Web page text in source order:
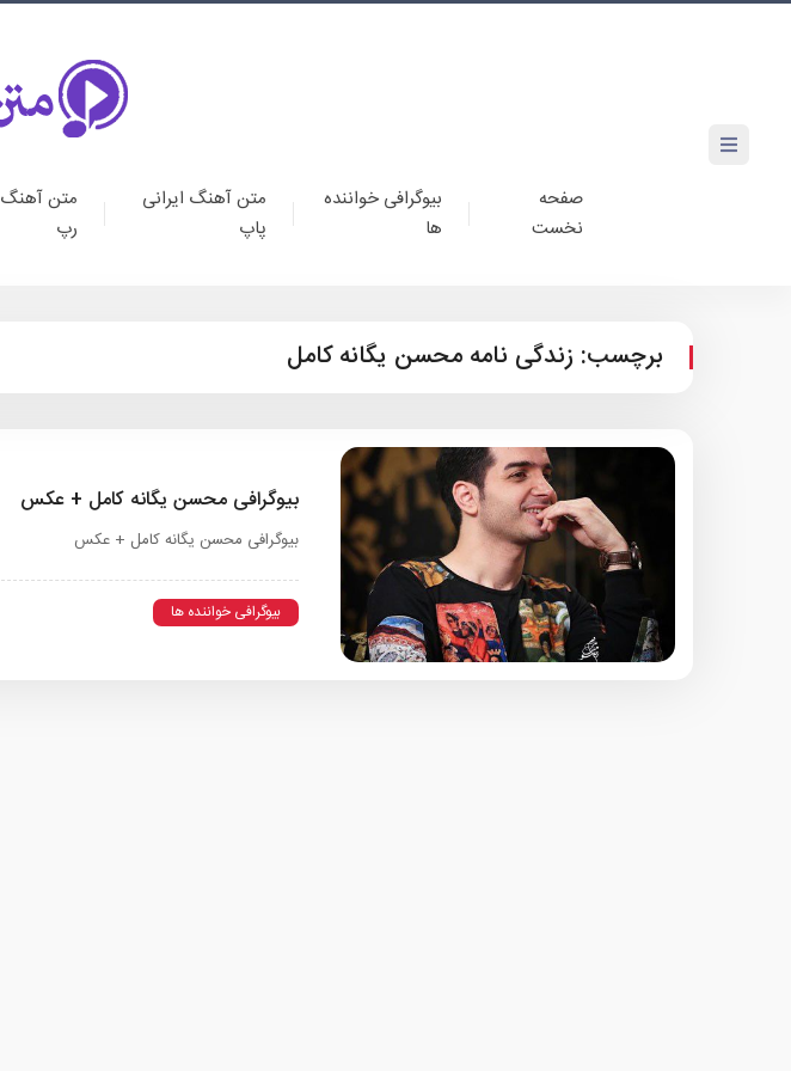
صفحه
نخست
بیوگرافی خواننده
ها
متن آهنگ ایرانی
پاپ
متن آهنگ
رپ
برچسب: زندگی نامه محسن یگانه کامل
بیوگرافی محسن یگانه کامل + عکس
بیوگرافی محسن یگانه کامل + عکس
بیوگرافی خواننده ها